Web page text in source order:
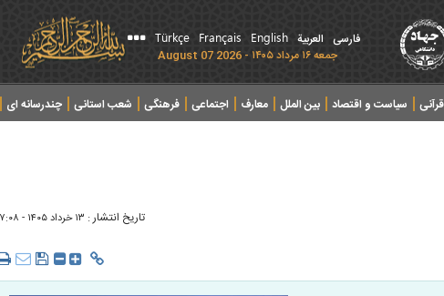
فارسی العربیة English
Français
Türkçe
جمعه ۱۶ مرداد ۱۴۰۵ - 2026 August 07
سیاست و اقتصاد بین الملل معارف اجتماعی فرهنگی شعب استانی چندرسانه ای
تاریخ انتشار : ۱۳ خرداد ۱۴۰۵ - ۱۷:۰۸